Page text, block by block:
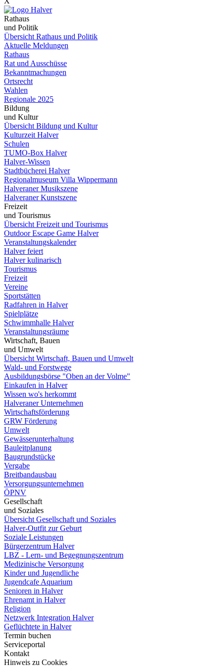
Rathaus
und Politik
Übersicht Rathaus und Politik
Aktuelle Meldungen
Rathaus
Rat und Ausschüsse
Bekanntmachungen
Ortsrecht
Wahlen
Regionale 2025
Bildung
und Kultur
Übersicht Bildung und Kultur
Kulturzeit Halver
Schulen
TUMO-Box Halver
Halver-Wissen
Stadtbücherei Halver
Regionalmuseum Villa Wippermann
Halveraner Musikszene
Halveraner Kunstszene
Freizeit
und Tourismus
Übersicht Freizeit und Tourismus
Outdoor Escape Game Halver
Veranstaltungskalender
Halver feiert
Halver kulinarisch
Tourismus
Freizeit
Vereine
Sportstätten
Radfahren in Halver
Spielplätze
Schwimmhalle Halver
Veranstaltungsräume
Wirtschaft, Bauen
und Umwelt
Übersicht Wirtschaft, Bauen und Umwelt
Wald- und Forstwege
Ausbildungsbörse "Oben an der Volme"
Einkaufen in Halver
Wissen wo's herkommt
Halveraner Unternehmen
Wirtschaftsförderung
GRW Förderung
Umwelt
Gewässerunterhaltung
Bauleitplanung
Baugrundstücke
Vergabe
Breitbandausbau
Versorgungsunternehmen
ÖPNV
Gesellschaft
und Soziales
Übersicht Gesellschaft und Soziales
Halver-Outfit zur Geburt
Soziale Leistungen
Bürgerzentrum Halver
LBZ - Lern- und Begegnungszentrum
Medizinische Versorgung
Kinder und Jugendliche
Jugendcafe Aquarium
Senioren in Halver
Ehrenamt in Halver
Religion
Netzwerk Integration Halver
Geflüchtete in Halver
Termin buchen
Serviceportal
Kontakt
Hinweis zu Cookies